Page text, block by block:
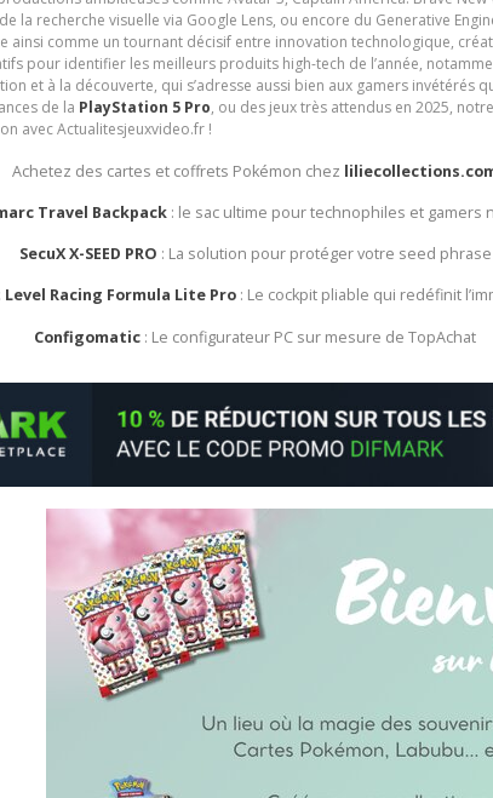
la recherche visuelle via Google Lens, ou encore du Generative
ainsi comme un tournant décisif entre innovation technologique,
pour identifier les meilleurs produits high-tech de l’année,
et à la découverte, qui s’adresse aussi bien aux gamers
de la PlayStation 5 Pro, ou des jeux très attendus en 2025,
avec Actualitesjeuxvideo.fr !
Achetez des cartes et coffrets Pokémon chez
Travel Backpack: le sac ultime pour technophiles et gamers
SecuX X-SEED PRO : La solution pour protéger votre seed phrase
Level Racing Formula Lite Pro: Le cockpit pliable qui redéfinit
Configomatic : Le configurateur PC sur mesure de TopAchat